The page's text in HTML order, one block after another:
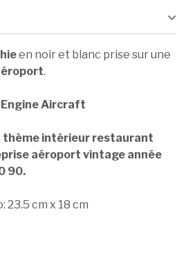
en noir et blanc prise sur une
.
Engine Aircraft
thème intérieur restaurant
aéroport vintage année
90.
23.5 cm x 18 cm